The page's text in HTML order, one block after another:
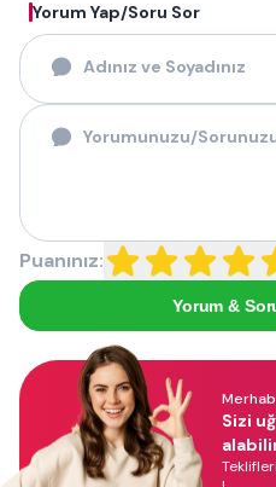
Yorum Yap/Soru Sor
Puanınız:
Yorum &
Sizi